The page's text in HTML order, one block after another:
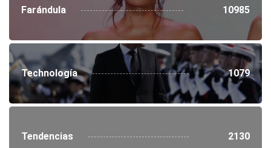
Farándula 10985
Technología 1079
Tendencias 2130